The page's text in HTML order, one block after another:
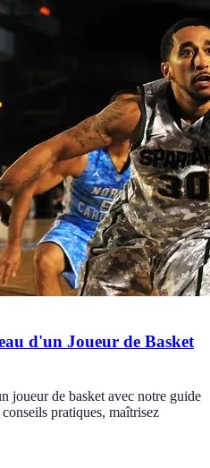
d'un Joueur de Basket
joueur de basket avec notre guide
pratiques, maîtrisez